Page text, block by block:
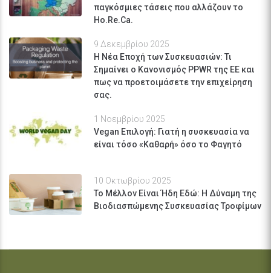
παγκόσμιες τάσεις που αλλάζουν το
Ho.Re.Ca.
9 Δεκεμβρίου 2025
Η Νέα Εποχή των Συσκευασιών: Τι
Σημαίνει ο Κανονισμός PPWR της ΕΕ και
πως να προετοιμάσετε την επιχείρηση
σας.
1 Νοεμβρίου 2025
Vegan Επιλογή: Γιατή η συσκευασία να
είναι τόσο «Καθαρή» όσο το Φαγητό
10 Οκτωβρίου 2025
Το Μέλλον Είναι Ήδη Εδώ: Η Δύναμη της
Βιοδιασπώμενης Συσκευασίας Τροφίμων